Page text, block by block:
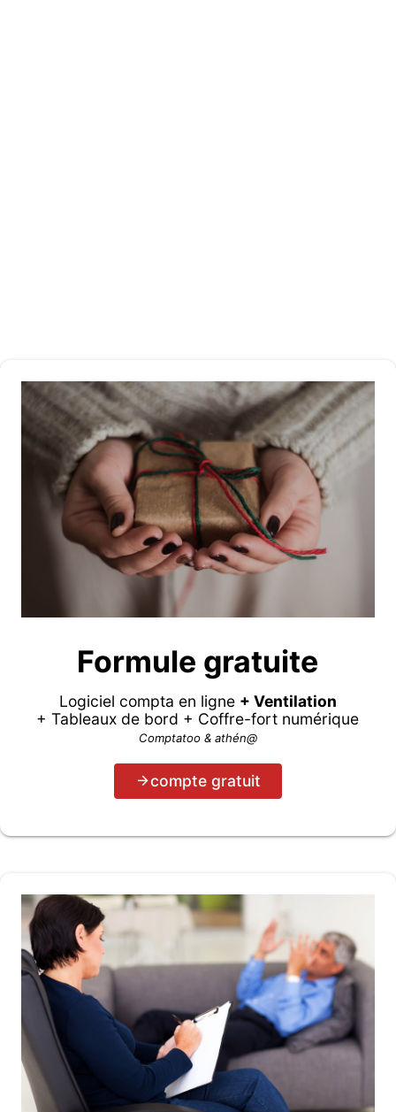
Formule gratuite
Logiciel compta en ligne + Ventilation
+ Tableaux de bord + Coffre-fort numérique
Comptatoo & athén@
compte gratuit